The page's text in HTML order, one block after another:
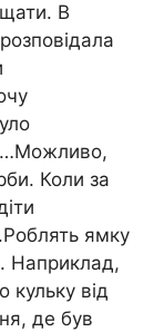
В
…Можливо,
Коли за
ямку
Наприклад,
кульку від
де був